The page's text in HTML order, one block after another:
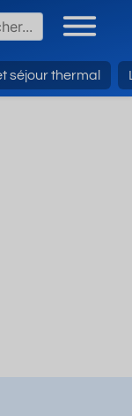
séjour thermal